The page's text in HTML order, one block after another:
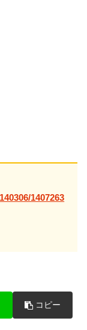
1407263
コピー